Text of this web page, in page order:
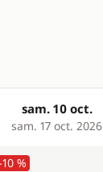
sam. 10 oct.
sam. 17 oct. 2026
%